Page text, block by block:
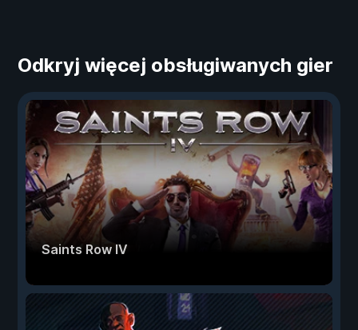
Odkryj więcej obsługiwanych gier
Saints Row IV